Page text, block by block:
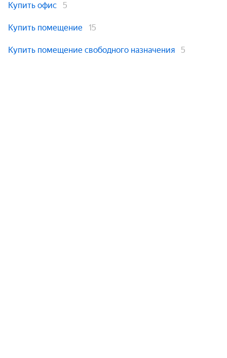
Купить офис 5
Купить помещение 15
Купить помещение свободного назначения 5